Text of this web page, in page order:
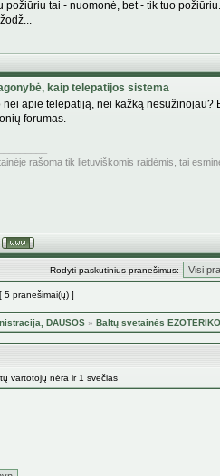
požiūriu tai - nuomonė, bet - tik tuo požiūriu.
kaip telepatijos sistema
nei apie telepatiją, nei kažką
forumas.
rašoma tik lietuviškomis raidėmis, tai
Rodyti paskutinius pranešimus:
[ 5 pranešimai(ų) ]
DAUSOS » Baltų svetainės
vartotojų nėra ir 1 svečias